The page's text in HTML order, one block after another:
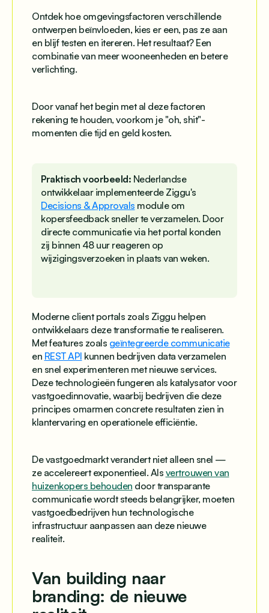
Ontdek hoe omgevingsfactoren verschillende
ontwerpen beïnvloeden, kies er een, pas ze aan
en blijf testen en itereren. Het resultaat? Een
combinatie van meer wooneenheden en betere
verlichting.
Door vanaf het begin met al deze factoren
rekening te houden, voorkom je "oh, shit"-
momenten die tijd en geld kosten.
Praktisch voorbeeld: Nederlandse
ontwikkelaar implementeerde Ziggu's
Decisions & Approvals module om
kopersfeedback sneller te verzamelen. Door
directe communicatie via het portal konden
zij binnen 48 uur reageren op
wijzigingsverzoeken in plaats van weken.
Moderne client portals zoals Ziggu helpen
ontwikkelaars deze transformatie te realiseren.
Met features zoals geïntegreerde communicatie
en REST API kunnen bedrijven data verzamelen
en snel experimenteren met nieuwe services.
Deze technologieën fungeren als katalysator voor
vastgoedinnovatie, waarbij bedrijven die deze
principes omarmen concrete resultaten zien in
klantervaring en operationele efficiëntie.
De vastgoedmarkt verandert niet alleen snel —
ze accelereert exponentieel. Als vertrouwen van
huizenkopers behouden door transparante
communicatie wordt steeds belangrijker, moeten
vastgoedbedrijven hun technologische
infrastructuur aanpassen aan deze nieuwe
realiteit.
Van building naar
branding: de nieuwe